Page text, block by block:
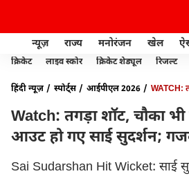
न्यूज़ राज्य मनोरंजन खेल
क्रिकेट लाइव स्कोर क्रिकेट शेड्यूल रिजल्ट
हिंदी न्यूज़ स्पोर्ट्स आईपीएल 2026
WATCH:
Watch: तगड़ा शॉट, चौका भी
आउट हो गए साई सुदर्शन;
Sai Sudarshan Hit Wicket: साई